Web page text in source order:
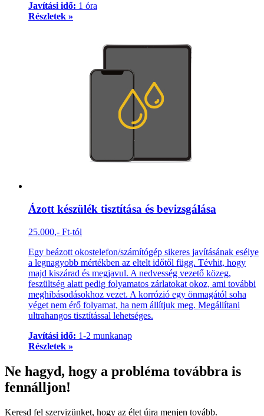
Javítási idő: 1 óra
Részletek »
Ázott készülék tisztítása és bevizsgálása
25.000,- Ft-tól
Egy beázott okostelefon/számítógép sikeres javításának esélye
a legnagyobb mértékben az eltelt időtől függ. Tévhit, hogy
majd kiszárad és megjavul. A nedvesség vezető közeg,
feszültség alatt pedig folyamatos zárlatokat okoz, ami további
meghibásodásokhoz vezet. A korrózió egy önmagától soha
véget nem érő folyamat, ha nem állítjuk meg. Megállítani
ultrahangos tisztítással lehetséges.
Javítási idő: 1-2 munkanap
Részletek »
Ne hagyd, hogy a probléma továbbra is
fennálljon!
Keresd fel szervizünket, hogy az élet újra menjen tovább.